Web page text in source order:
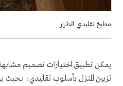
مطبخ تقليدي الطراز
يمكن تطبيق اختيارات تصميم
تزيين المنزل بأسلوب تقليدي، بحيث